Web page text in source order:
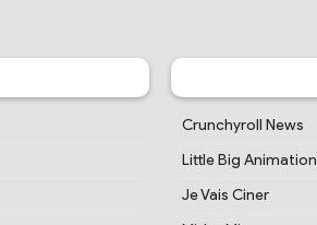
Crunchyroll News
Little Big Animation
Je Vais Ciner